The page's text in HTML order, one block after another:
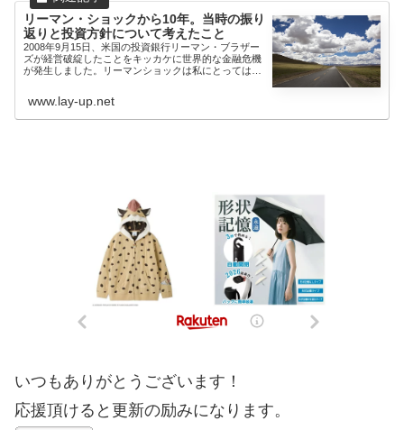
リーマン・ショックから10年。当時の振り
返りと投資方針について考えたこと
2008年9月15日、米国の投資銀行リーマン・ブラザー
ズが経営破綻したことをキッカケに世界的な金融危機
が発生しました。リーマンショックは私にとっては、
www.lay-up.net
いつもありがとうございます！
応援頂けると更新の励みになります。